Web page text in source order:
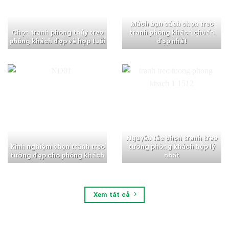
Chọn tranh phong thủy treo
phòng khách đẹp và hợp tuổi
Mách bạn cách chọn treo
tranh phòng khách chuẩn
đẹp nhất
Kinh nghiệm chọn tranh treo
tường đẹp cho phòng khách
Nguyên tắc chọn tranh treo
tường phòng khách hợp lý
nhất
Xem tất cả